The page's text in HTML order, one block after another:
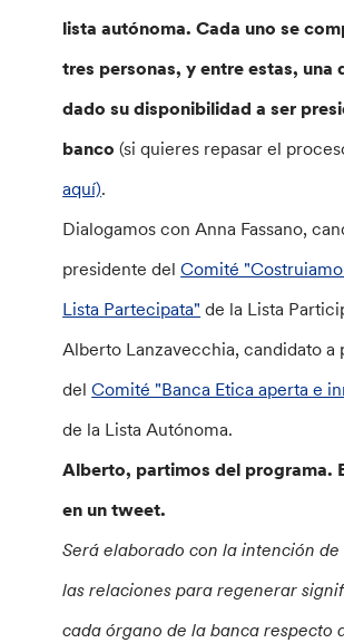
lista autónoma. Cada uno se
tres personas, y entre estas, una
dado su disponibilidad a ser
banco(si quieres repasar el
aquí).
Dialogamos con Anna Fassano,
presidente delComité
Lista Partecipata" de la Lista
Alberto Lanzavecchia, candidato a
delComité "Banca Etica aperta e
de la Lista Autónoma.
Alberto, partimos del programa.
en un tweet.
Será elaborado con la intención
las relaciones para regenerar
cada órgano de la banca respecto